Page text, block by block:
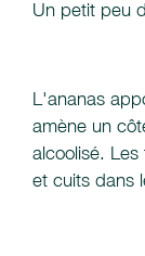
Un petit peu
L'ananas
amène un
alcoolisé.
et cuits dans